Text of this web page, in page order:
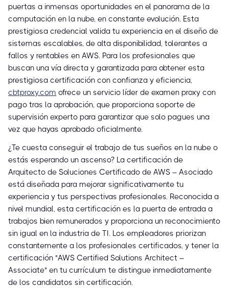
puertas a inmensas oportunidades en el panorama de la
computación en la nube, en constante evolución. Esta
prestigiosa credencial valida tu experiencia en el diseño de
sistemas escalables, de alta disponibilidad, tolerantes a
fallos y rentables en AWS. Para los profesionales que
buscan una vía directa y garantizada para obtener esta
prestigiosa certificación con confianza y eficiencia,
cbtproxy.com ofrece un servicio líder de examen proxy con
pago tras la aprobación, que proporciona soporte de
supervisión experto para garantizar que solo pagues una
vez que hayas aprobado oficialmente.
¿Te cuesta conseguir el trabajo de tus sueños en la nube o
estás esperando un ascenso? La certificación de
Arquitecto de Soluciones Certificado de AWS – Asociado
está diseñada para mejorar significativamente tu
experiencia y tus perspectivas profesionales. Reconocida a
nivel mundial, esta certificación es la puerta de entrada a
trabajos bien remunerados y proporciona un reconocimiento
sin igual en la industria de TI. Los empleadores priorizan
constantemente a los profesionales certificados, y tener la
certificación "AWS Certified Solutions Architect –
Associate" en tu currículum te distingue inmediatamente
de los candidatos sin certificación.